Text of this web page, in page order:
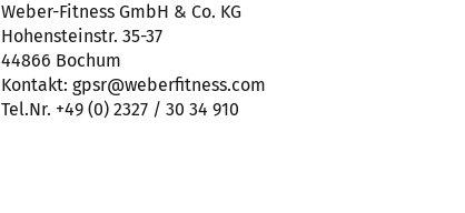
Weber-Fitness GmbH & Co. KG
Hohensteinstr. 35-37
44866 Bochum
Kontakt: gpsr@weberfitness.com
Tel.Nr. +49 (0) 2327 / 30 34 910